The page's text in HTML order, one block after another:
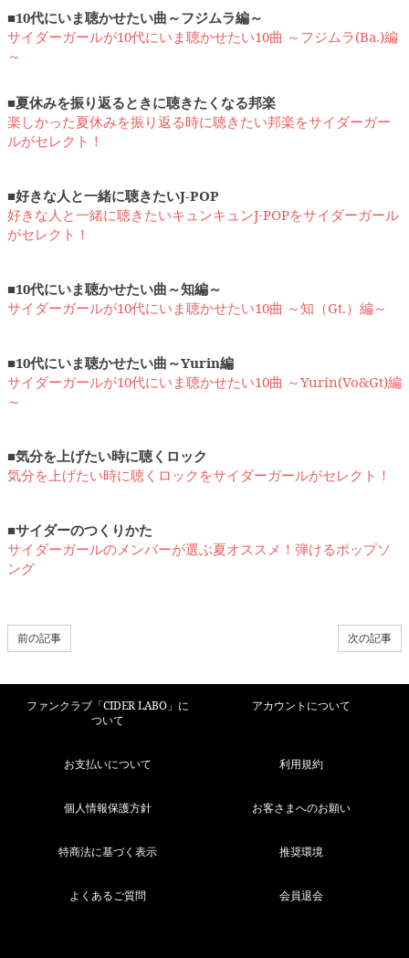
■10代にいま聴かせたい曲～フジムラ編～
サイダーガールが10代にいま聴かせたい10曲 ～フジムラ(Ba.)編
～
■夏休みを振り返るときに聴きたくなる邦楽
楽しかった夏休みを振り返る時に聴きたい邦楽をサイダーガー
ルがセレクト！
■好きな人と一緒に聴きたいJ-POP
好きな人と一緒に聴きたいキュンキュンJ-POPをサイダーガール
がセレクト！
■10代にいま聴かせたい曲～知編～
サイダーガールが10代にいま聴かせたい10曲 ～知（Gt.）編～
■10代にいま聴かせたい曲～Yurin編
サイダーガールが10代にいま聴かせたい10曲 ～Yurin(Vo&Gt)編
～
■気分を上げたい時に聴くロック
気分を上げたい時に聴くロックをサイダーガールがセレクト！
■サイダーのつくりかた
サイダーガールのメンバーが選ぶ夏オススメ！弾けるポップソ
ング
次の記事
前の記事
ファンクラブ「CIDER LABO」に
ついて
アカウントについて
お支払いについて 利用規約
個人情報保護方針 お客さまへのお願い
特商法に基づく表示 推奨環境
よくあるご質問 会員退会